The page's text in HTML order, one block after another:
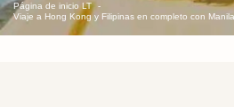
Página de inicio LT
Viaje a Hong Kong y Filipinas en completo con